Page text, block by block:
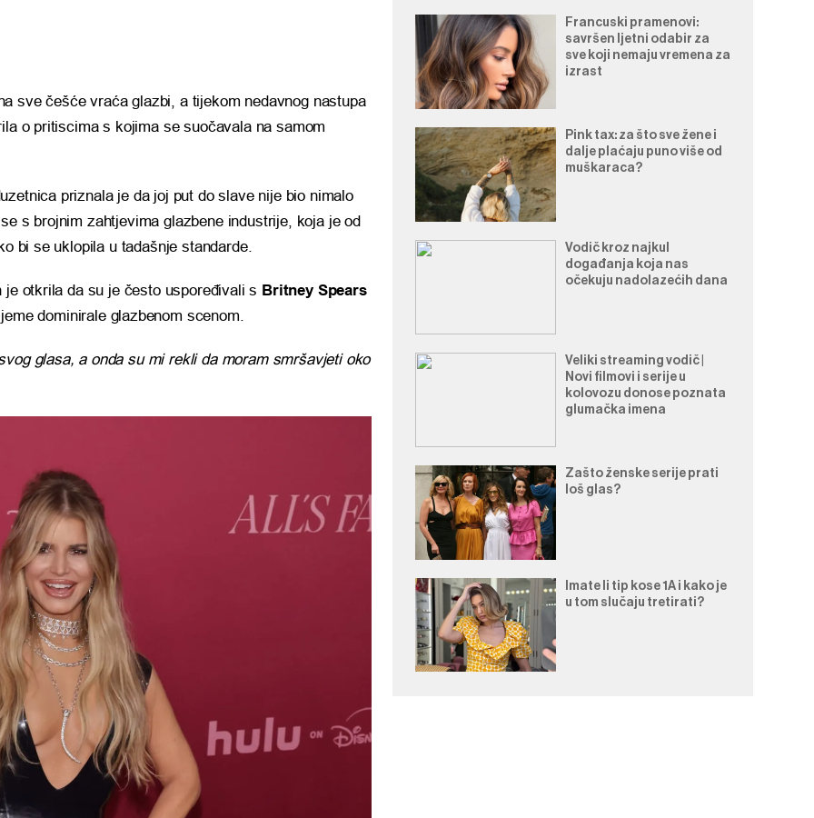
sve češće vraća glazbi, a tijekom nedavnog nastupa
o pritiscima s kojima se suočavala na samom
priznala je da joj put do slave nije bio nimalo
s brojnim zahtjevima glazbene industrije, koja je od
bi se uklopila u tadašnje standarde.
otkrila da su je često uspoređivali s Britney Spears
dominirale glazbenom scenom.
glasa, a onda su mi rekli da moram smršavjeti oko
Francuski pramenovi:
savršen ljetni odabir za
sve koji nemaju vremena za
izrast
Pink tax: za što sve žene i
dalje plaćaju puno više od
muškaraca?
Vodič kroz najkul
događanja koja nas
očekuju nadolazećih dana
Veliki streaming vodič |
Novi filmovi i serije u
kolovozu donose poznata
glumačka imena
Zašto ženske serije prati
loš glas?
Imate li tip kose 1A i kako je
u tom slučaju tretirati?